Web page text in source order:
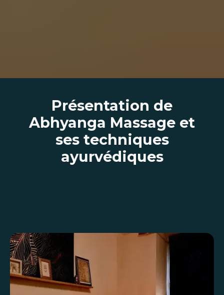
Présentation de
Abhyanga Massage et
ses techniques
ayurvédiques